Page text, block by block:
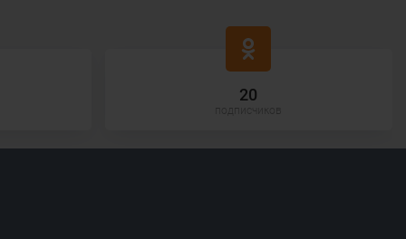
20